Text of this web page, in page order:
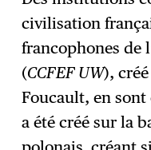
civilisation
francophones de
(CCFEF UW),
Foucault, en
a été créé sur la